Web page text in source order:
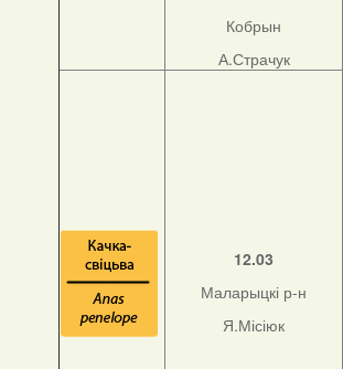
Кобрын
А.Страчук
12.03
Маларыцкі р-н
Я.Місіюк